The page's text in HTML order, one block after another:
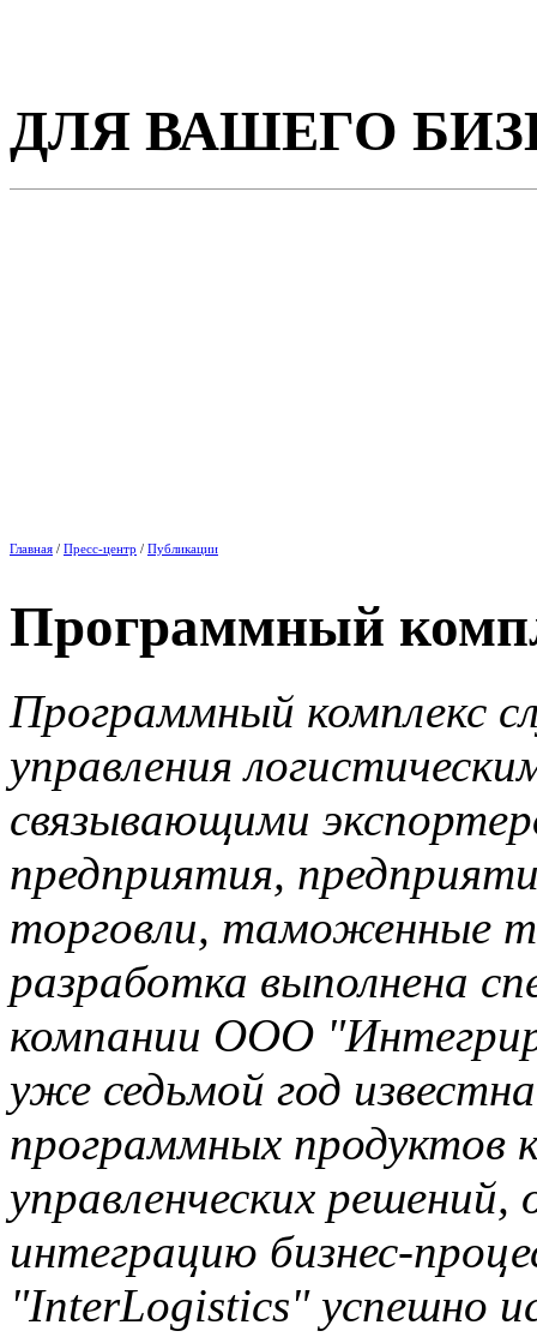
ДЛЯ ВАШЕГО
Главная / Пресс-центр / Публикации
Программный
Программный комплекс
управления
связывающими
предприятия,
торговли, таможенные
разработка выполнена
компании ООО
уже седьмой год
программных продуктов
управленческих
интеграцию бизнес-
"InterLogistics" успешно